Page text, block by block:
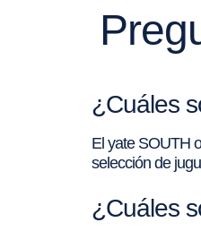
¿Cuáles
El yate SOUTH
selección de
¿Cuáles